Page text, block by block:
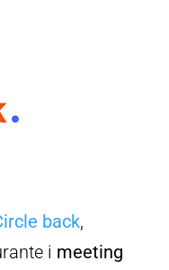
back,
i meeting